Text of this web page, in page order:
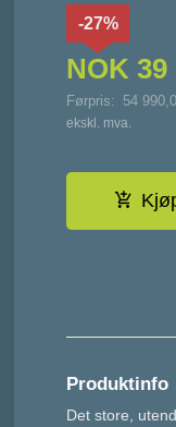
NOK 39
Førpris: 54
Rabatt
-27%
ekskl. mva.
Produktinfo
Det store,